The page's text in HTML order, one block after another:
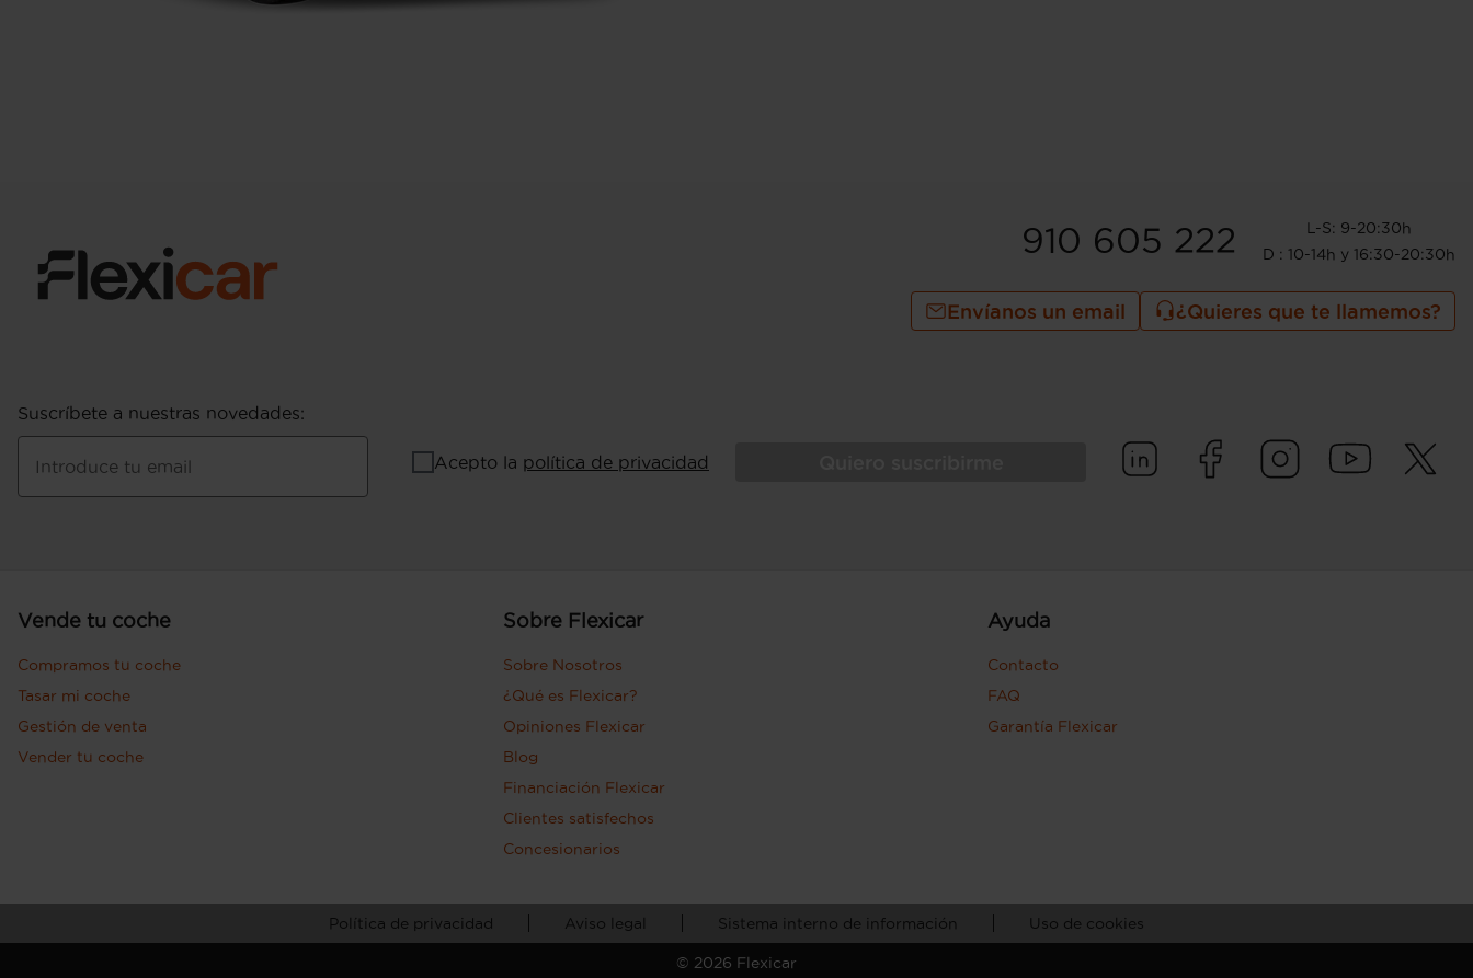
910 605 222
L-S: 9-20:30h
D : 10-14h y 16:30-20:30h
Envíanos un email ¿Quieres que te llamemos?
Suscríbete a nuestras novedades:
Introduce tu email Acepto la política de privacidad
Vende tu coche
Compramos tu coche
Tasar mi coche
Gestión de venta
Vender tu coche
Sobre Flexicar
Sobre Nosotros
¿Qué es Flexicar?
Opiniones Flexicar
Blog
Financiación Flexicar
Clientes satisfechos
Concesionarios
Ayuda
Contacto
FAQ
Garantía Flexicar
Política de privacidad Aviso legal Sistema interno de información Uso de cookies
© 2026 Flexicar